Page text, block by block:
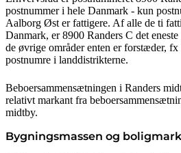
postnummer i hele Danmark - kun
Aalborg Øst er fattigere. Af alle de ti
Danmark, er 8900 Randers C det
de øvrige områder enten er forstæder,
postnumre i landdistrikterne.
Beboersammensætningen i Randers
relativt markant fra
midtby.
Bygningsmassen og